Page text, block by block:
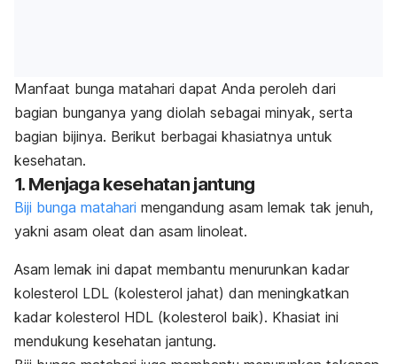
Manfaat bunga matahari dapat Anda peroleh dari
bagian bunganya yang diolah sebagai minyak, serta
bagian bijinya. Berikut berbagai khasiatnya untuk
kesehatan.
1. Menjaga kesehatan jantung
Biji bunga matahari mengandung asam lemak tak jenuh,
yakni asam oleat dan asam linoleat.
Asam lemak ini dapat membantu menurunkan kadar
kolesterol LDL (kolesterol jahat) dan meningkatkan
kadar kolesterol HDL (kolesterol baik). Khasiat ini
mendukung kesehatan jantung.